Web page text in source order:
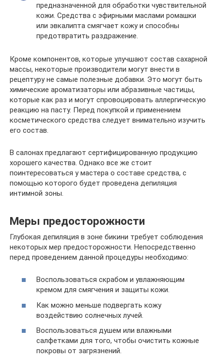
предназначенной для обработки чувствительной
кожи. Средства с эфирными маслами ромашки
или эвкалипта смягчает кожу и способны
предотвратить раздражение.
Кроме компонентов, которые улучшают состав сахарной
массы, некоторые производители могут внести в
рецептуру не самые полезные добавки. Это могут быть
химические ароматизаторы или абразивные частицы,
которые как раз и могут спровоцировать аллергическую
реакцию на пасту. Перед покупкой и применением
косметического средства следует внимательно изучить
его состав.
В салонах предлагают сертифицированную продукцию
хорошего качества. Однако все же стоит
поинтересоваться у мастера о составе средства, с
помощью которого будет проведена депиляция
интимной зоны.
Меры предосторожности
Глубокая депиляция в зоне бикини требует соблюдения
некоторых мер предосторожности. Непосредственно
перед проведением данной процедуры необходимо:
Воспользоваться скрабом и увлажняющим
кремом для смягчения и защиты кожи.
Как можно меньше подвергать кожу
воздействию солнечных лучей.
Воспользоваться душем или влажными
салфетками для того, чтобы очистить кожные
покровы от загрязнений.